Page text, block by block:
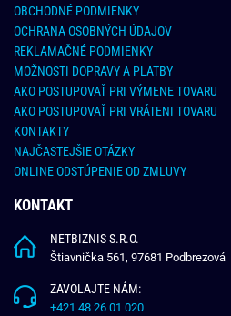
OBCHODNÉ PODMIENKY
OCHRANA OSOBNÝCH ÚDAJOV
REKLAMAČNÉ PODMIENKY
MOŽNOSTI DOPRAVY A PLATBY
AKO POSTUPOVAŤ PRI VÝMENE TOVARU
AKO POSTUPOVAŤ PRI VRÁTENI TOVARU
KONTAKTY
NAJČASTEJŠIE OTÁZKY
ONLINE ODSTÚPENIE OD ZMLUVY
KONTAKT
NETBIZNIS S.R.O.
Štiavnička 561, 97681 Podbrezová
ZAVOLAJTE NÁM:
+421 48 26 01 020